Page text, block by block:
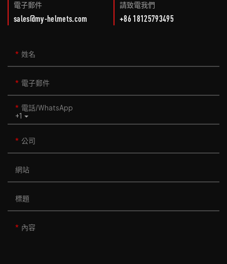
電子郵件
sales@my-helmets.com
請致電我們
+86 18125793495
姓名
電子郵件
+1
電話/WhatsApp
公司
網站
標題
內容